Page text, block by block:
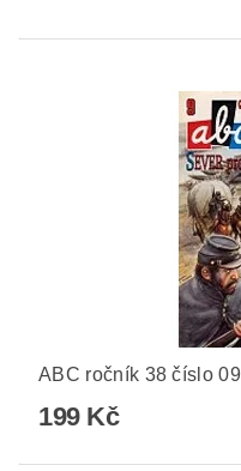
ABC ročník 38 číslo 09
199 Kč